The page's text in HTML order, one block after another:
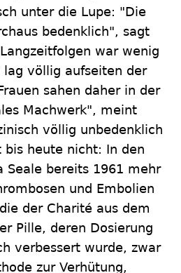
unter die Lupe: "Die
bedenklich", sagt
war wenig
lag völlig aufseiten der
sahen daher in der
Machwerk", meint
völlig unbedenklich
bis heute nicht: In den
Seale bereits 1961 mehr
und Embolien
der Charité aus dem
Pille, deren Dosierung
verbessert wurde, zwar
zur Verhütung,